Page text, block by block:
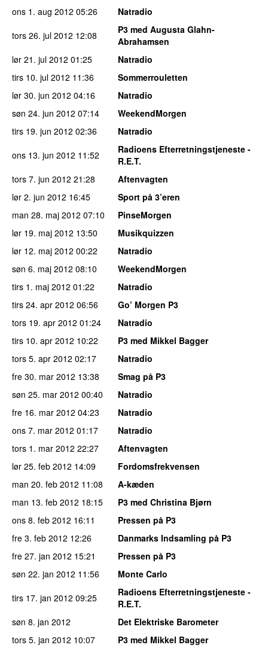
ons 1. aug 2012 05:26
Natradio
tors 26. jul 2012 12:08
P3 med Augusta Glahn-
Abrahamsen
lør 21. jul 2012 01:25
Natradio
tirs 10. jul 2012 11:36
Sommerrouletten
lør 30. jun 2012 04:16
Natradio
søn 24. jun 2012 07:14
WeekendMorgen
tirs 19. jun 2012 02:36
Natradio
ons 13. jun 2012 11:52
Radioens Efterretningstjeneste -
R.E.T.
tors 7. jun 2012 21:28
Aftenvagten
lør 2. jun 2012 16:45
Sport på 3’eren
man 28. maj 2012 07:10
PinseMorgen
lør 19. maj 2012 13:50
Musikquizzen
lør 12. maj 2012 00:22
Natradio
søn 6. maj 2012 08:10
WeekendMorgen
tirs 1. maj 2012 01:22
Natradio
tirs 24. apr 2012 06:56
Go’ Morgen P3
tors 19. apr 2012 01:24
Natradio
tirs 10. apr 2012 10:22
P3 med Mikkel Bagger
tors 5. apr 2012 02:17
Natradio
fre 30. mar 2012 13:38
Smag på P3
søn 25. mar 2012 00:40
Natradio
fre 16. mar 2012 04:23
Natradio
ons 7. mar 2012 01:17
Natradio
tors 1. mar 2012 22:27
Aftenvagten
lør 25. feb 2012 14:09
Fordomsfrekvensen
man 20. feb 2012 11:08
A-kæden
man 13. feb 2012 18:15
P3 med Christina Bjørn
ons 8. feb 2012 16:11
Pressen på P3
fre 3. feb 2012 12:26
Danmarks Indsamling på P3
fre 27. jan 2012 15:21
Pressen på P3
søn 22. jan 2012 11:56
Monte Carlo
tirs 17. jan 2012 09:25
Radioens Efterretningstjeneste -
R.E.T.
søn 8. jan 2012
Det Elektriske Barometer
tors 5. jan 2012 10:07 P3 med Mikkel Bagger